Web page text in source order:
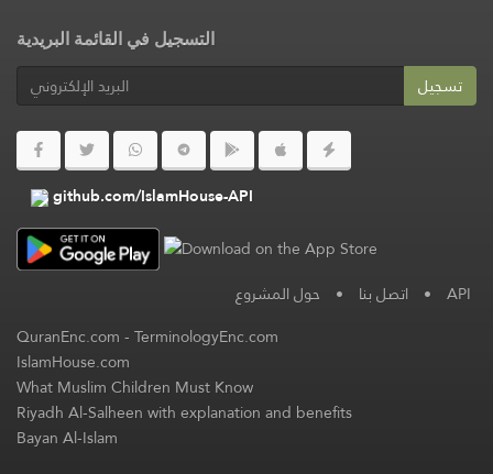
التسجيل في القائمة البريدية
تسجيل
github.com/IslamHouse-API
حول المشروع • اتصل بنا • API
QuranEnc.com-TerminologyEnc.com
IslamHouse.com
What Muslim Children Must Know
Riyadh Al-Salheen with explanation and benefits
Bayan Al-Islam